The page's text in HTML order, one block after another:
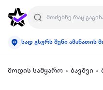
სად გსურს შენი ამანათის
მოდის სამყარო ბავშვი